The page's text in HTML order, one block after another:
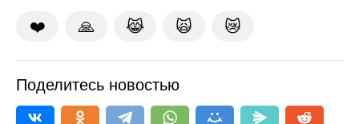
❤️ 🙏 😹 🙀 😿
Поделитесь новостью